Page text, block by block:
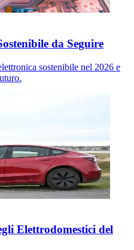
da Seguire
sostenibile nel 2026 e
Elettrodomestici del